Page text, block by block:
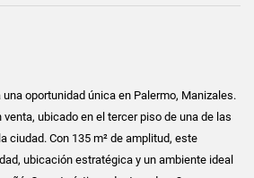
oportunidad única en Palermo, Manizales.
ubicado en el tercer piso de una de las
ciudad. Con 135 m² de amplitud, este
ubicación estratégica y un ambiente ideal